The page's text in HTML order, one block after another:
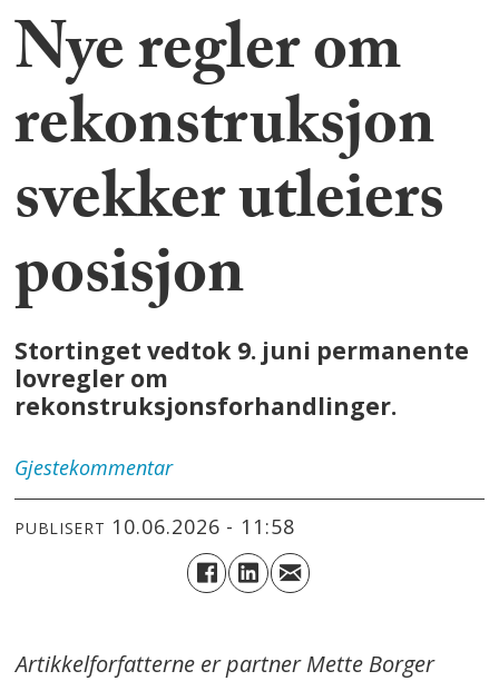
Nye regler om
rekonstruksjon
svekker utleiers
posisjon
Stortinget vedtok 9. juni permanente
lovregler om
rekonstruksjonsforhandlinger.
Gjestekommentar
PUBLISERT 10.06.2026 - 11:58
Artikkelforfatterne er partner Mette Borger